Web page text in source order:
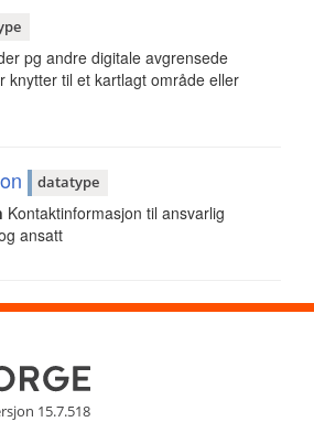
pg andre digitale avgrensede
knytter til et kartlagt område eller
datatype
Kontaktinformasjon til ansvarlig
ansatt